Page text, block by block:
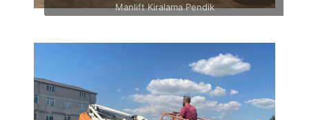
Manlift Kiralama Pendik